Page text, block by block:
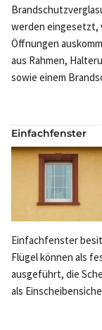
werden eingesetzt,
Öffnungen
aus Rahmen,
sowie einem
Einfachfenster
Einfachfenster
Flügel können als
ausgeführt, die
als